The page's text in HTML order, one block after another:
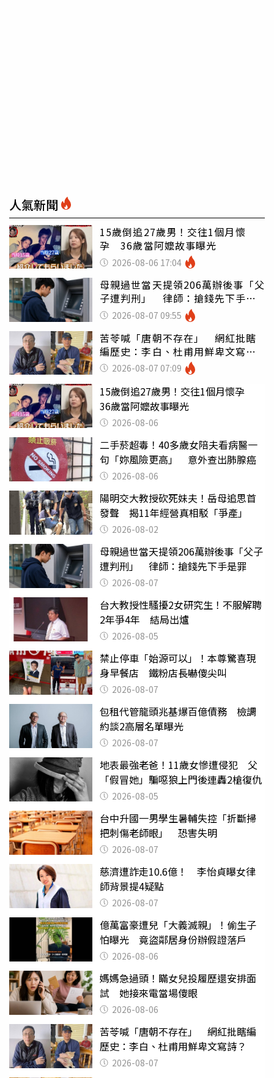
人氣新聞
15歲倒追27歲男！交往1個月懷
孕 36歲當阿嬤故事曝光
2026-08-06 17:04
母親過世當天提領206萬辦後事「父
子遭判刑」 律師：搶錢先下手是
罪 2026-08-07 09:55
苦苓喊「唐朝不存在」 網紅批瞎
編歷史：李白、杜甫用鮮卑文寫
詩？2026-08-07 07:09
15歲倒追27歲男！交往1個月懷孕
36歲當阿嬤故事曝光
2026-08-06
二手菸超毒！40多歲女陪夫看病醫一
句「妳風險更高」 意外查出肺腺癌
2026-08-06
陽明交大教授砍死妹夫！岳母追思首
發聲 揭11年經營真相駁「爭產」
2026-08-02
母親過世當天提領206萬辦後事「父子
遭判刑」 律師：搶錢先下手是罪
2026-08-07
台大教授性騷擾2女研究生！不服解聘
2年爭4年 結局出爐
2026-08-05
禁止停車「始源可以」！本尊驚喜現
身早餐店 鐵粉店長嚇傻尖叫
2026-08-07
包租代管龍頭兆基爆百億債務 檢調
約談2高層名單曝光
2026-08-07
地表最強老爸！11歲女慘遭侵犯 父
「假冒她」騙噁狼上門後連轟2槍復仇
2026-08-05
台中升國一男學生暑輔失控「折斷掃
把刺傷老師眼」 恐害失明
2026-08-07
慈濟遭詐走10.6億！ 李怡貞曝女律
師背景提4疑點
2026-08-07
億萬富豪遭兒「大義滅親」！偷生子
怕曝光 竟盜鄰居身份辦假證落戶
2026-08-06
媽媽急過頭！瞞女兒投履歷還安排面
試 她接來電當場傻眼
2026-08-06
苦苓喊「唐朝不存在」 網紅批瞎編
歷史：李白、杜甫用鮮卑文寫詩？
2026-08-07